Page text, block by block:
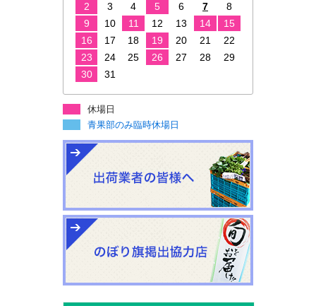
2
3 4 5 6 7
8
9
10 11 12 13 14
15
16
17 18 19 20 21
22
23
24 25 26 27 28
29
30
31
休場日
青果部のみ臨時休場日